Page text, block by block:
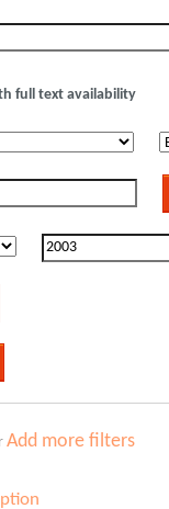
full text availability
Add more filters